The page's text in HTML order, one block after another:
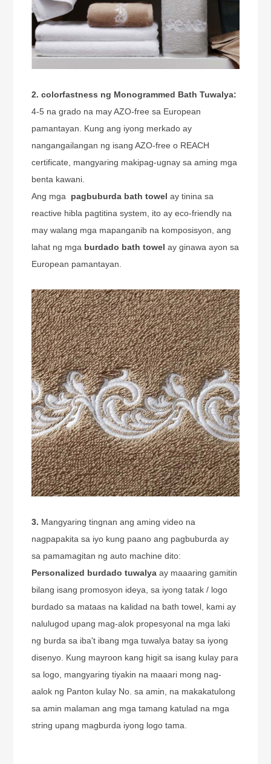
2. colorfastness ng Monogrammed Bath Tuwalya:
4-5 na grado na may AZO-free sa European
pamantayan. Kung ang iyong merkado ay
nangangailangan ng isang AZO-free o REACH
certificate, mangyaring makipag-ugnay sa aming mga
benta kawani.
Ang mga pagbuburda bath towel ay tinina sa
reactive hibla pagtitina system, ito ay eco-friendly na
may walang mga mapanganib na komposisyon, ang
lahat ng mga burdado bath towel ay ginawa ayon sa
European pamantayan.
3. Mangyaring tingnan ang aming video na
nagpapakita sa iyo kung paano ang pagbuburda ay
sa pamamagitan ng auto machine dito:
Personalized burdado tuwalya ay maaaring gamitin
bilang isang promosyon ideya, sa iyong tatak / logo
burdado sa mataas na kalidad na bath towel, kami ay
nalulugod upang mag-alok propesyonal na mga laki
ng burda sa iba't ibang mga tuwalya batay sa iyong
disenyo. Kung mayroon kang higit sa isang kulay para
sa logo, mangyaring tiyakin na maaari mong nag-
aalok ng Panton kulay No. sa amin, na makakatulong
sa amin malaman ang mga tamang katulad na mga
string upang magburda iyong logo tama.